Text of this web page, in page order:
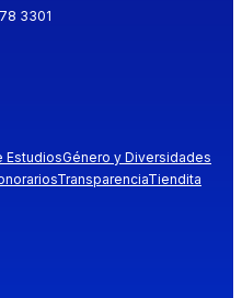
3301
EstudiosGénero y Diversidades
TransparenciaTiendita